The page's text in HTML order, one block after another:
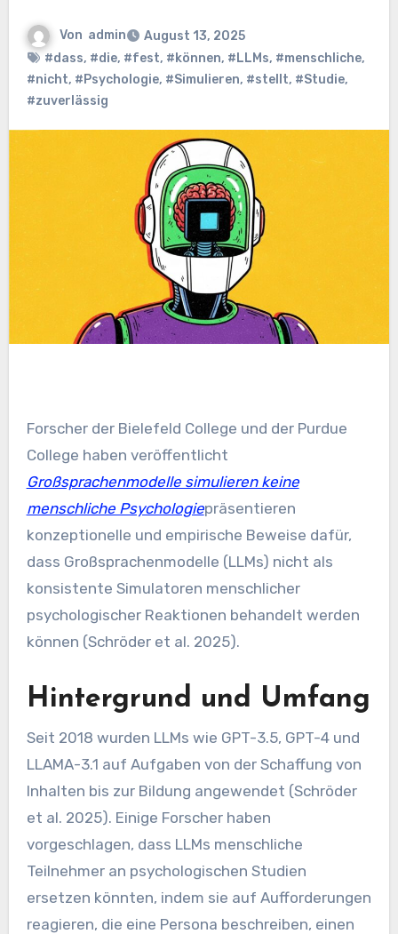
Von admin
August 13, 2025
#dass, #die, #fest, #können, #LLMs, #menschliche,
#nicht, #Psychologie, #Simulieren, #stellt, #Studie,
#zuverlässig
Forscher der Bielefeld College und der Purdue
College haben veröffentlicht
Großsprachenmodelle simulieren keine
menschliche Psychologiepräsentieren
konzeptionelle und empirische Beweise dafür,
dass Großsprachenmodelle (LLMs) nicht als
konsistente Simulatoren menschlicher
psychologischer Reaktionen behandelt werden
können (Schröder et al. 2025).
Hintergrund und Umfang
Seit 2018 wurden LLMs wie GPT-3.5, GPT-4 und
LLAMA-3.1 auf Aufgaben von der Schaffung von
Inhalten bis zur Bildung angewendet (Schröder
et al. 2025). Einige Forscher haben
vorgeschlagen, dass LLMs menschliche
Teilnehmer an psychologischen Studien
ersetzen könnten, indem sie auf Aufforderungen
reagieren, die eine Persona beschreiben, einen